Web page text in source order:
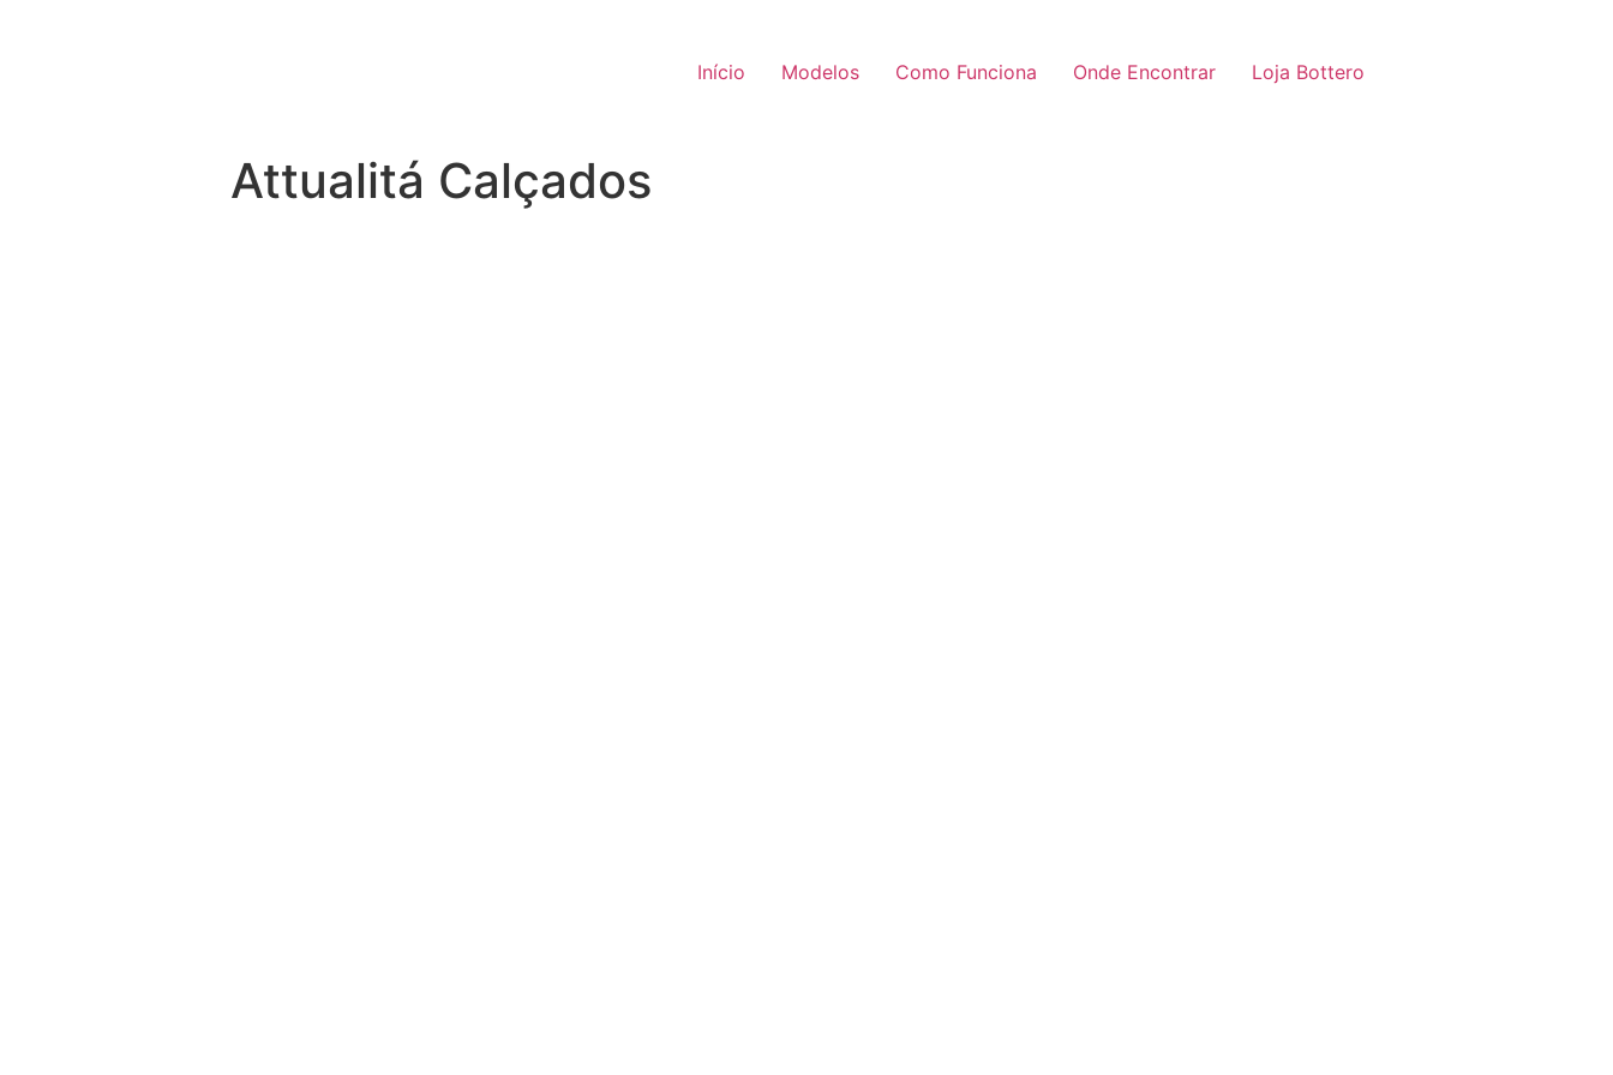
Início Modelos Como Funciona Onde Encontrar Loja Bottero
Attualitá Calçados